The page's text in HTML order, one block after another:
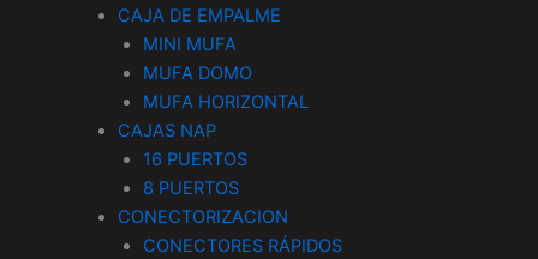
CAJA DE EMPALME
MINI MUFA
MUFA DOMO
MUFA HORIZONTAL
CAJAS NAP
16 PUERTOS
8 PUERTOS
CONECTORIZACION
CONECTORES RÁPIDOS